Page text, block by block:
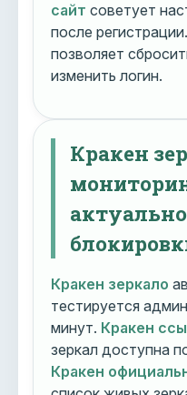
сайт советует
после регистрации.
позволяет
изменить логин.
Кракен
Кракен зеркало
тестируется
минут. Кракен
зеркал доступна
Кракен